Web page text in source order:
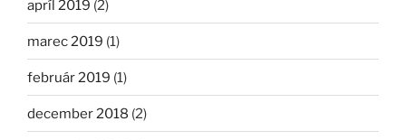
apríl 2019 (2)
marec 2019 (1)
február 2019 (1)
december 2018 (2)